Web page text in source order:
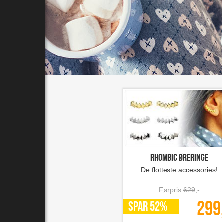
Rhombic øreringe
De flotteste accessories!
Førpris 629 ,-
SPAR 52%